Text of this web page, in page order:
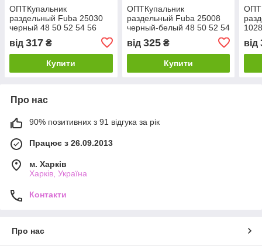
ОПТКупальник
раздельный Fuba 25030
черный 48 50 52 54 56
від 317 ₴
Купити
ОПТКупальник
раздельный Fuba 25008
черный-белый 48 50 52 54
від 325₴
Купити
від
Про нас
90% позитивних з 91 відгука за рік
Працює з 26.09.2013
м. Харків
Харків, Україна
Контакти
Про нас